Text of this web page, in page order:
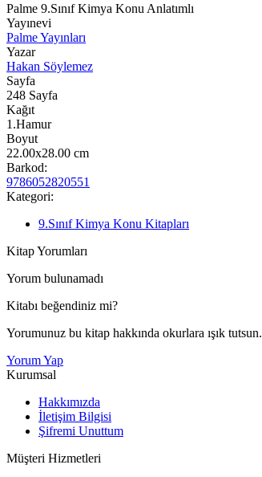
Palme 9.Sınıf Kimya Konu Anlatımlı
Yayınevi
Palme Yayınları
Yazar
Hakan Söylemez
Sayfa
248 Sayfa
Kağıt
1.Hamur
Boyut
22.00x28.00 cm
Barkod:
9786052820551
Kategori:
9.Sınıf Kimya Konu Kitapları
Kitap Yorumları
Yorum bulunamadı
Kitabı beğendiniz mi?
Yorumunuz bu kitap hakkında okurlara ışık tutsun.
Yorum Yap
Kurumsal
Hakkımızda
İletişim Bilgisi
Şifremi Unuttum
Müşteri Hizmetleri